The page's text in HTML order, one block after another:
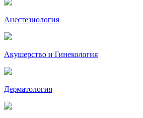
Анестезиология
Акушерство и Гинекология
Дерматология